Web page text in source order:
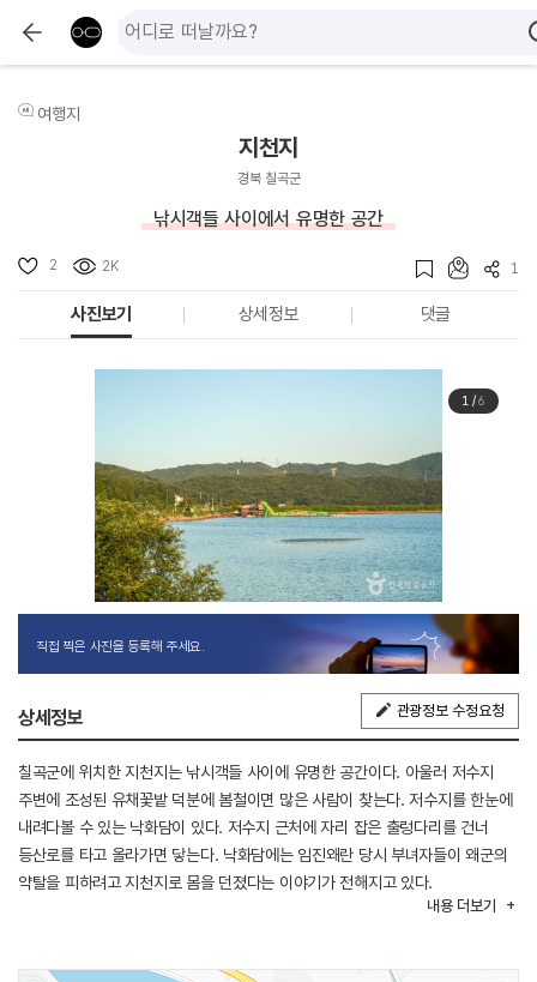
여행지
지천지
경북 칠곡군
낚시객들 사이에서 유명한 공간
2 2K 1
사진보기 상세정보 댓글
1/6
직접 찍은 사진을 등록해 주세요.
상세정보 관광정보 수정요청
칠곡군에 위치한 지천지는 낚시객들 사이에 유명한 공간이다. 아울러 저수지
주변에 조성된 유채꽃밭 덕분에 봄철이면 많은 사람이 찾는다. 저수지를 한눈에
내려다볼 수 있는 낙화담이 있다. 저수지 근처에 자리 잡은 출렁다리를 건너
등산로를 타고 올라가면 닿는다. 낙화담에는 임진왜란 당시 부녀자들이 왜군의
약탈을 피하려고 지천지로 몸을 던졌다는 이야기가 전해지고 있다.
내용 더보기